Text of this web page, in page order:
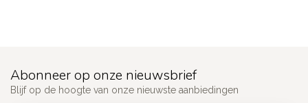
Abonneer op onze nieuwsbrief
Blijf op de hoogte van onze nieuwste aanbiedingen